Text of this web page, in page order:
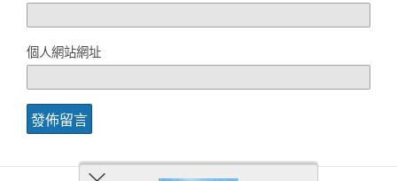
個人網站網址